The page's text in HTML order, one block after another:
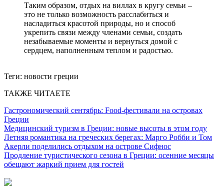
Таким образом, отдых на виллах в кругу семьи –
это не только возможность расслабиться и
насладиться красотой природы, но и способ
укрепить связи между членами семьи, создать
незабываемые моменты и вернуться домой с
сердцем, наполненным теплом и радостью.
Теги: новости греции
ТАКЖЕ ЧИТАЕТЕ
Гастрономический сентябрь: Food-фестивали на островах
Греции
Медицинский туризм в Греции: новые высоты в этом году
Летняя романтика на греческих берегах: Марго Робби и Том
Акерли поделились отдыхом на острове Сифнос
Продление туристического сезона в Греции: осенние месяцы
обещают жаркий прием для гостей